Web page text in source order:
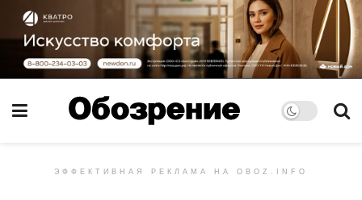
ЭФФЕКТИВНАЯ РЕКЛАМА НА OBOZ.INFO